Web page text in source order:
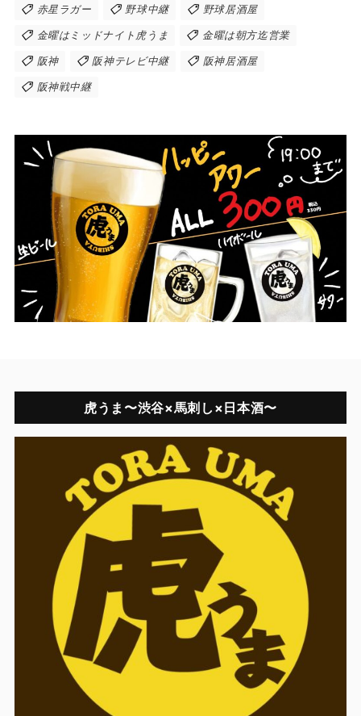
赤星ラガー 野球中継 野球居酒屋
金曜はミッドナイト虎うま 金曜は朝方迄営業
阪神 阪神テレビ中継 阪神居酒屋
阪神戦中継
虎うま〜渋谷×馬刺し×日本酒〜